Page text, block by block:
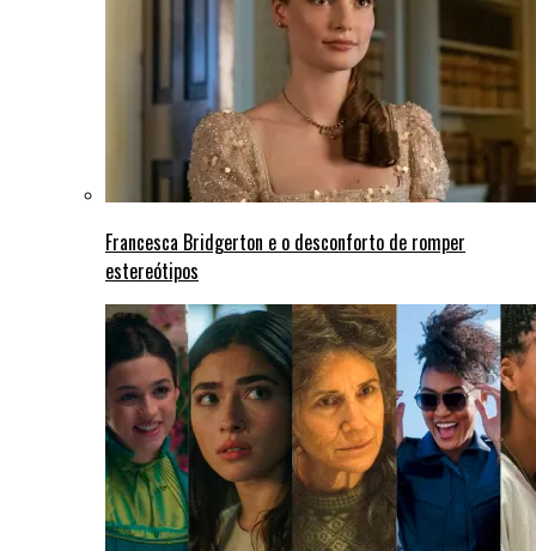
Francesca Bridgerton e o desconforto de romper
estereótipos